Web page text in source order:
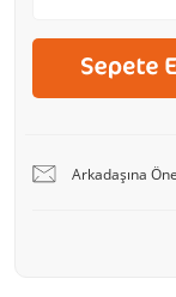
Arkadaşına